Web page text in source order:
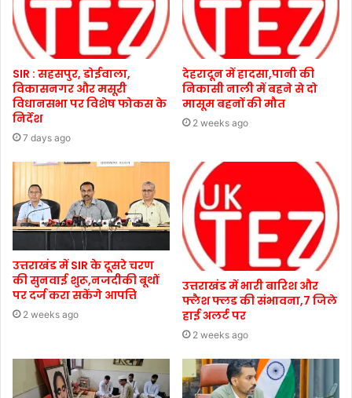
SIR : सहसपुर, डोईवाला,
विकासनगर और मसूरी
विधानसभा पर विशेष फोकस के
निर्देश
7 days ago
देहरादून में हादसा,पानी की
निकासी नाली में बहने से दो
मासूम बहनों की मौत
2 weeks ago
उत्तराखंड में SIR के दूसरे चरण
की सुनवाई शुरू,नजदीकी बूथों
पर दर्ज करा सकेंगे आपत्ति
2 weeks ago
उत्तराखंड में भारी बारिश और
फ्लैश फ्लड की संभावना,7 जिले
हाई अलर्ट पर
2 weeks ago